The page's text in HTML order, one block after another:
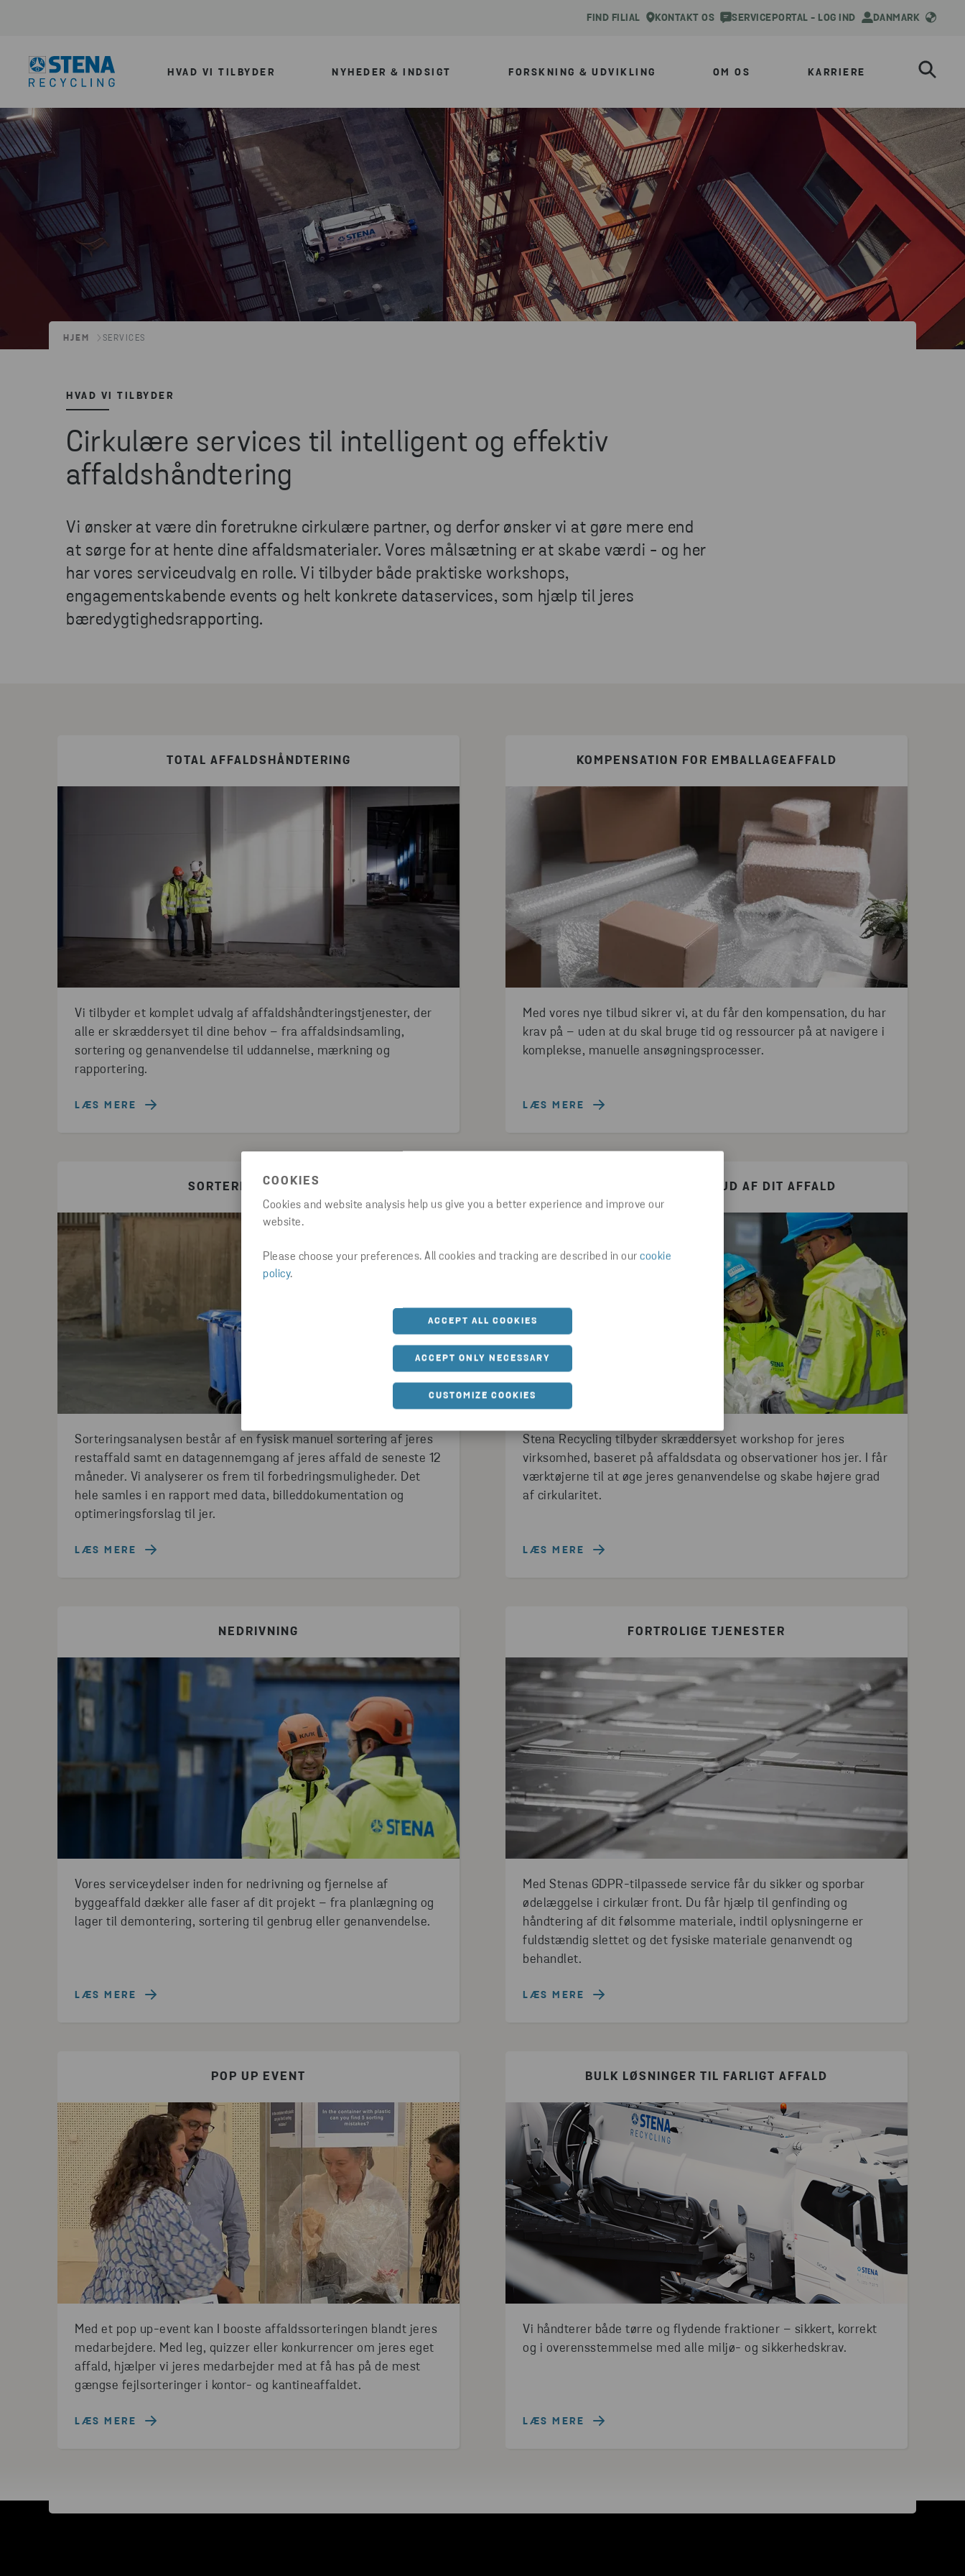
COOKIES
Cookies and website analysis help us give you a better experience and improve our
website.
Please choose your preferences. All cookies and tracking are described in our cookie
policy.
ACCEPT ALL COOKIES
ACCEPT ONLY NECESSARY
CUSTOMIZE COOKIES
FIND FILIAL KONTAKT OS SERVICEPORTAL - LOG IND DANMARK
HVAD VI TILBYDER NYHEDER & INDSIGT FORSKNING & UDVIKLING OM OS KARRIERE
HJEM SERVICES
HVAD VI TILBYDER
Cirkulære services til intelligent og effektiv
affaldshåndtering
Vi ønsker at være din foretrukne cirkulære partner, og derfor ønsker vi at gøre mere end
at sørge for at hente dine affaldsmaterialer. Vores målsætning er at skabe værdi - og her
har vores serviceudvalg en rolle. Vi tilbyder både praktiske workshops,
engagementskabende events og helt konkrete dataservices, som hjælp til jeres
bæredygtighedsrapporting.
TOTAL AFFALDSHÅNDTERING
Vi tilbyder et komplet udvalg af affaldshåndteringstjenester, der
alle er skræddersyet til dine behov – fra affaldsindsamling,
sortering og genanvendelse til uddannelse, mærkning og
rapportering.
LÆS MERE
KOMPENSATION FOR EMBALLAGEAFFALD
Med vores nye tilbud sikrer vi, at du får den kompensation, du har
krav på – uden at du skal bruge tid og ressourcer på at navigere i
komplekse, manuelle ansøgningsprocesser.
LÆS MERE
SORTERINGSANALYSE
Sorteringsanalysen består af en fysisk manuel sortering af jeres
restaffald samt en datagennemgang af jeres affald de seneste 12
måneder. Vi analyserer os frem til forbedringsmuligheder. Det
hele samles i en rapport med data, billeddokumentation og
optimeringsforslag til jer.
LÆS MERE
WORKSHOP: FÅ MERE UD AF DIT AFFALD
Stena Recycling tilbyder skræddersyet workshop for jeres
virksomhed, baseret på affaldsdata og observationer hos jer. I får
værktøjerne til at øge jeres genanvendelse og skabe højere grad
af cirkularitet.
LÆS MERE
NEDRIVNING
Vores serviceydelser inden for nedrivning og fjernelse af
byggeaffald dækker alle faser af dit projekt – fra planlægning og
lager til demontering, sortering til genbrug eller genanvendelse.
LÆS MERE
FORTROLIGE TJENESTER
Med Stenas GDPR-tilpassede service får du sikker og sporbar
ødelæggelse i cirkulær front. Du får hjælp til genfinding og
håndtering af dit følsomme materiale, indtil oplysningerne er
fuldstændig slettet og det fysiske materiale genanvendt og
behandlet.
LÆS MERE
POP UP EVENT
Med et pop up-event kan I booste affaldssorteringen blandt jeres
medarbejdere. Med leg, quizzer eller konkurrencer om jeres eget
affald, hjælper vi jeres medarbejder med at få has på de mest
gængse fejlsorteringer i kontor- og kantineaffaldet.
LÆS MERE
BULK LØSNINGER TIL FARLIGT AFFALD
Vi håndterer både tørre og flydende fraktioner – sikkert, korrekt
og i overensstemmelse med alle miljø- og sikkerhedskrav.
LÆS MERE